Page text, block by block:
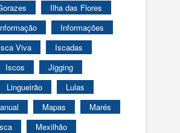
Ilha das Flores
Informações
Viva
Iscadas
Iscos
Jigging
Lingueirão
Lulas
Mapas
Marés
Mexilhão